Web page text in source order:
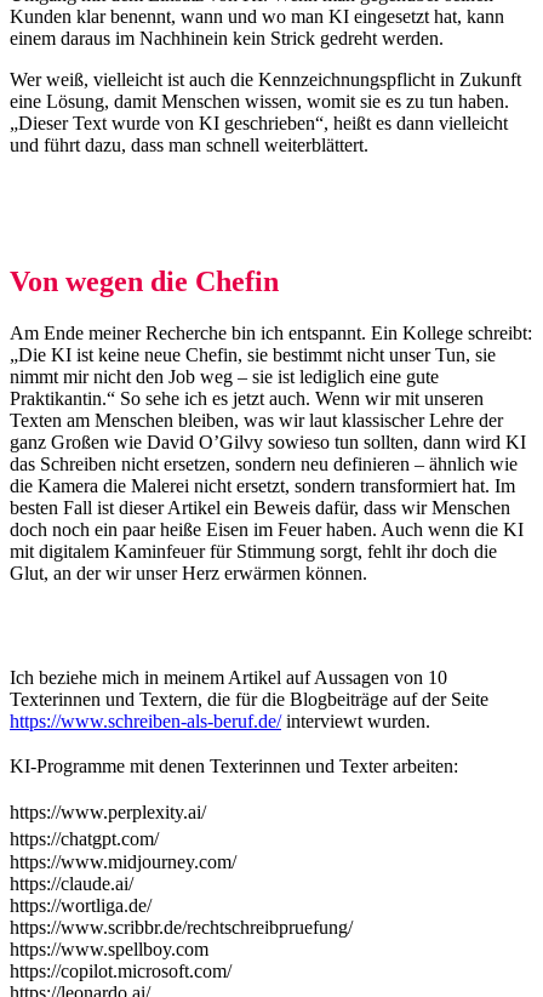
Kunden klar benennt, wann und wo man KI eingesetzt hat, kann
einem daraus im Nachhinein kein Strick gedreht werden.
Wer weiß, vielleicht ist auch die Kennzeichnungspflicht in Zukunft
eine Lösung, damit Menschen wissen, womit sie es zu tun haben.
„Dieser Text wurde von KI geschrieben“, heißt es dann vielleicht
und führt dazu, dass man schnell weiterblättert.
Von wegen die Chefin
Am Ende meiner Recherche bin ich entspannt. Ein Kollege schreibt:
„Die KI ist keine neue Chefin, sie bestimmt nicht unser Tun, sie
nimmt mir nicht den Job weg – sie ist lediglich eine gute
Praktikantin.“ So sehe ich es jetzt auch. Wenn wir mit unseren
Texten am Menschen bleiben, was wir laut klassischer Lehre der
ganz Großen wie David O’Gilvy sowieso tun sollten, dann wird KI
das Schreiben nicht ersetzen, sondern neu definieren – ähnlich wie
die Kamera die Malerei nicht ersetzt, sondern transformiert hat. Im
besten Fall ist dieser Artikel ein Beweis dafür, dass wir Menschen
doch noch ein paar heiße Eisen im Feuer haben. Auch wenn die KI
mit digitalem Kaminfeuer für Stimmung sorgt, fehlt ihr doch die
Glut, an der wir unser Herz erwärmen können.
Ich beziehe mich in meinem Artikel auf Aussagen von 10
Texterinnen und Textern, die für die Blogbeiträge auf der Seite
https://www.schreiben-als-beruf.de/interviewt wurden.
KI-Programme mit denen Texterinnen und Texter arbeiten:
https://www.perplexity.ai/
https://chatgpt.com/
https://www.midjourney.com/
https://claude.ai/
https://wortliga.de/
https://www.scribbr.de/rechtschreibpruefung/
https://www.spellboy.com
https://copilot.microsoft.com/
https://leonardo.ai/